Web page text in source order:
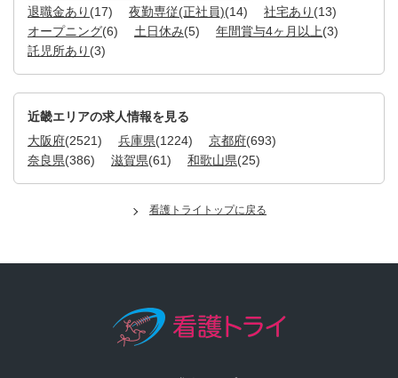
退職金あり (17) 夜勤専従(正社員)(14) 社宅あり (13)
オープニング(6) 土日休み(5) 年間賞与4ヶ月以上(3)
託児所あり (3)
近畿エリアの求人情報を見る
大阪府(2521) 兵庫県(1224) 京都府(693)
奈良県(386) 滋賀県(61) 和歌山県(25)
看護トライトップに戻る